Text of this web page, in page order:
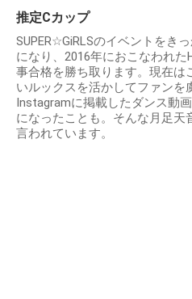
推定Cカップ
SUPER☆GiRLSのイベントをき
になり、2016年におこなわれ
事合格を勝ち取ります。現在は
いルックスを活かしてファンを
Instagramに掲載したダンス動
になったことも。そんな月足天
言われています。